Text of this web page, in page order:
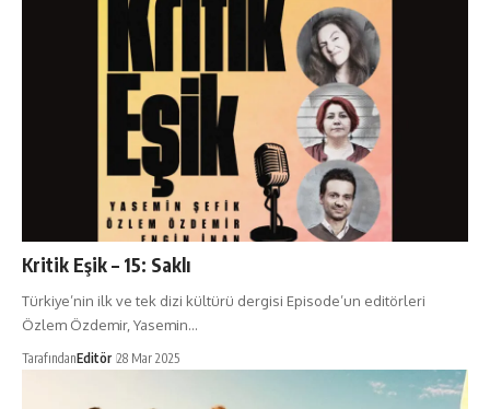
Kritik Eşik – 15: Saklı
Türkiye’nin ilk ve tek dizi kültürü dergisi Episode’un editörleri
Özlem Özdemir, Yasemin…
TarafındanEditör 28 Mar 2025